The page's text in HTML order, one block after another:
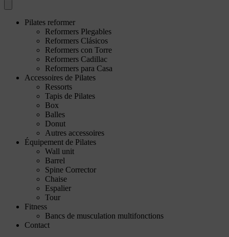
Pilates reformer
Reformers Plegables
Reformers Clásicos
Reformers con Torre
Reformers Cadillac
Reformers para Casa
Accessoires de Pilates
Ressorts
Tapis de Pilates
Box
Balles
Donut
Autres accessoires
Équipement de Pilates
Wall unit
Barrel
Spine Corrector
Chaise
Espalier
Tour
Fitness
Bancs de musculation multifonctions
Contact